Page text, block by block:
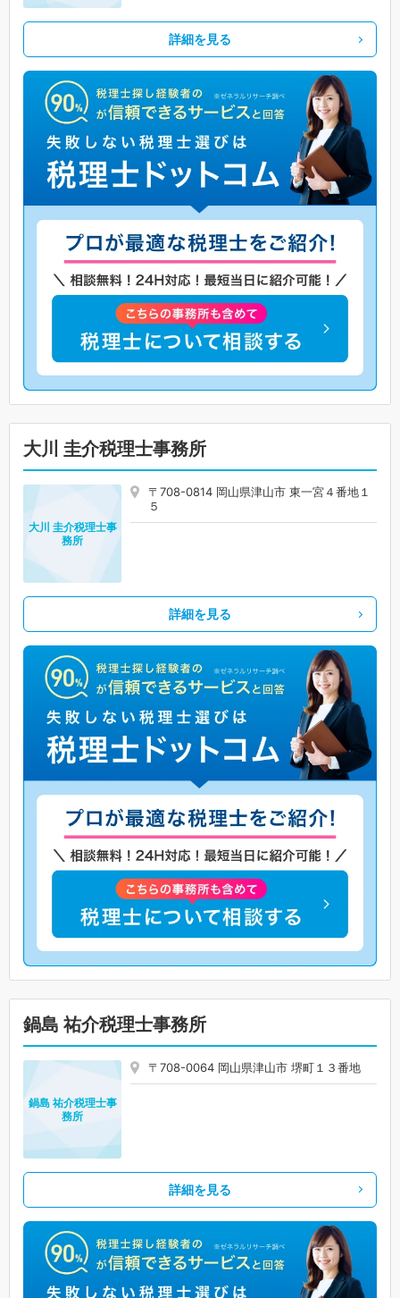
詳細を見る
大川 圭介税理士事務所
〒708-0814 岡山県津山市 東一宮４番地１
５
大川 圭介税理士事
務所
詳細を見る
鍋島 祐介税理士事務所
〒708-0064 岡山県津山市 堺町１３番地
鍋島 祐介税理士事
務所
詳細を見る